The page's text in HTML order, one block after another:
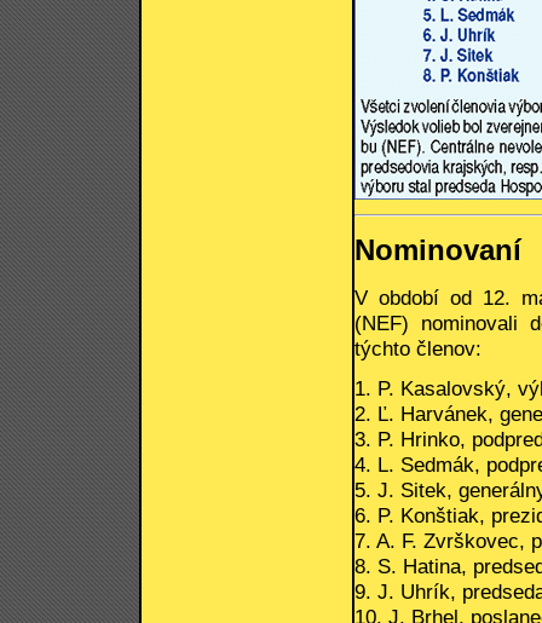
Nominovaní
V období od 12.
(NEF) nominovali
týchto členov:
1. P. Kasalovský,
2. Ľ. Harvánek,
3. P. Hrinko,
4. L. Sedmák,
5. J. Sitek,
6. P. Konštiak,
7. A. F. Zvrškovec,
8. S. Hatina,
9. J. Uhrík,
10. J. Brhel,